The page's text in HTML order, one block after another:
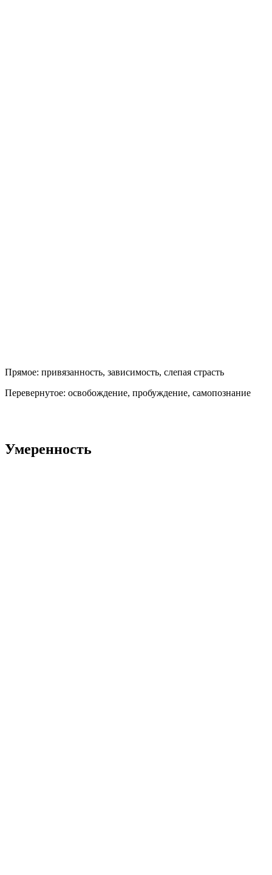
Прямое: привязанность, зависимость, слепая страсть
Перевернутое: освобождение, пробуждение, самопознание
Умеренность